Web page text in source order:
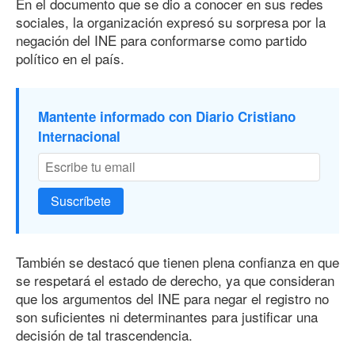
sociales, la organización expresó su sorpresa por la
negación del INE para conformarse como partido
político en el país.
Mantente informado con Diario Cristiano
Internacional
Suscríbete
También se destacó que tienen plena confianza en que
se respetará el estado de derecho, ya que consideran
que los argumentos del INE para negar el registro no
son suficientes ni determinantes para justificar una
decisión de tal trascendencia.